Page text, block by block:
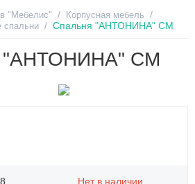
"Мебелис" / Корпусная мебель /
спальни / Спальня "АНТОНИНА" СМ
"АНТОНИНА" СМ
Нет в наличии